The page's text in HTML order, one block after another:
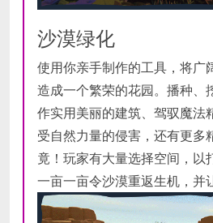
沙漠绿化
使用你亲手制作的工具，将广
造成一个繁荣的花园。播种、
作实用美丽的建筑、驾驭魔法
受自然力量的侵害，还有更多
竟！玩家有大量选择空间，以
一亩一亩令沙漠重返生机，并